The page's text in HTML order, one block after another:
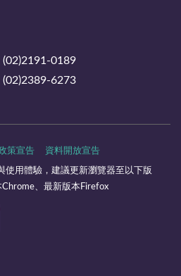
0189
6273
策宣告 資料開放宣告
使用體驗，建議更新瀏覽器至以下版
、最新版本Firefox